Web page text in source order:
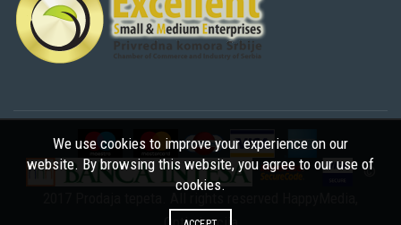
©
We use cookies to improve your experience on our
website. By browsing this website, you agree to our use of
cookies.